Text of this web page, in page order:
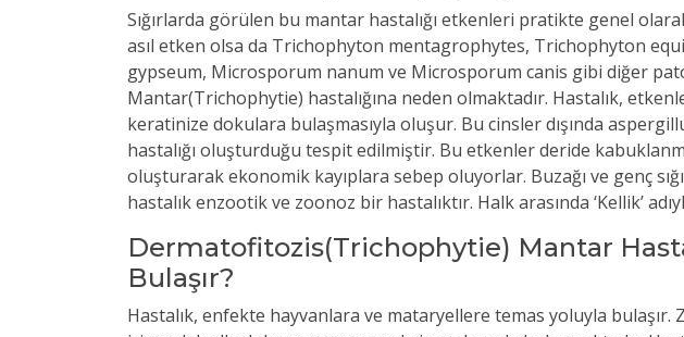
Sığırlarda görülen bu mantar hastalığı etkenleri pratikte genel
asıl etken olsa da Trichophyton mentagrophytes, Trichophyton
gypseum, Microsporum nanum ve Microsporum canis gibi diğer
Mantar(Trichophytie) hastalığına neden olmaktadır. Hastalık,
keratinize dokulara bulaşmasıyla oluşur. Bu cinsler dışında
hastalığı oluşturduğu tespit edilmiştir. Bu etkenler deride
oluşturarak ekonomik kayıplara sebep oluyorlar. Buzağı ve genç
hastalık enzootik ve zoonoz bir hastalıktır. Halk arasında ‘Kellik’
Dermatofitozis(Trichophytie) Mantar
Bulaşır?
Hastalık, enfekte hayvanlara ve mataryellere temas yoluyla bulaşır.